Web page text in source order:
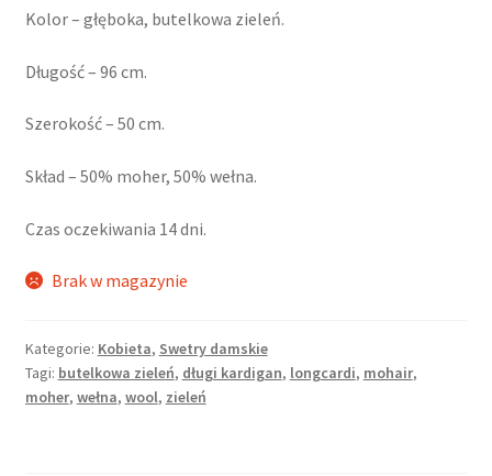
Kolor – głęboka, butelkowa zieleń.
Długość – 96 cm.
Szerokość – 50 cm.
Skład – 50% moher, 50% wełna.
Czas oczekiwania 14 dni.
Brak w magazynie
Kategorie: Kobieta, Swetry damskie
Tagi: butelkowa zieleń, długi kardigan, longcardi, mohair,
moher, wełna, wool, zieleń